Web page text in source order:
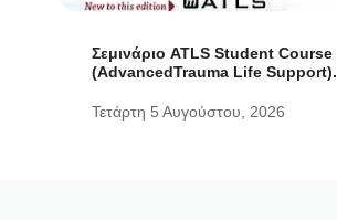
Σεμινάριο ATLS Student Course
(AdvancedTrauma Life Support).
Τετάρτη 5 Αυγούστου, 2026